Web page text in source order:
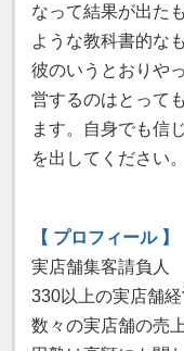
なって結果が出た
ような教科書的な
彼のいうとおりや
営するのはとって
ます。自身でも信
を出してください。
【 プロフィール 】
実店舗集客請負人
330以上の実店舗
数々の実店舗の売